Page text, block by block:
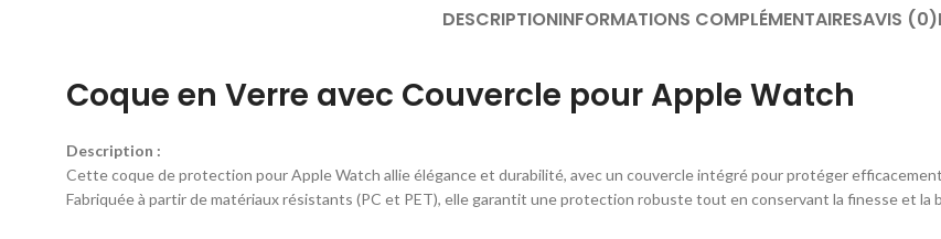
DESCRIPTIONINFORMATIONS COMPLÉMENTAIRESAVIS (0)
Coque en Verre avec Couvercle pour Apple Watch
Description :
Cette coque de protection pour Apple Watch allie élégance et durabilité, avec un couvercle intégré pour protéger
Fabriquée à partir de matériaux résistants (PC et PET), elle garantit une protection robuste tout en conservant la finesse et la